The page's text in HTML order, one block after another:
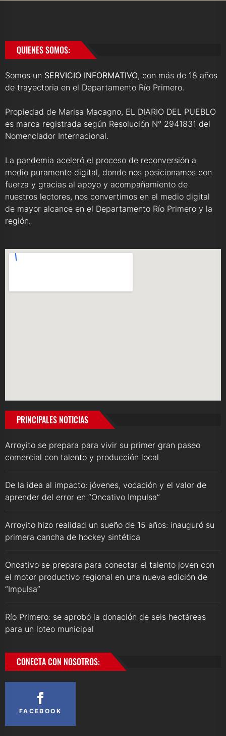
QUIENES SOMOS:
Somos un SERVICIO INFORMATIVO, con más de 18 años
de trayectoria en el Departamento Río Primero.
Propiedad de Marisa Macagno, EL DIARIO DEL PUEBLO
es marca registrada según Resolución N° 2941831 del
Nomenclador Internacional.
La pandemia aceleró el proceso de reconversión a
medio puramente digital, donde nos posicionamos con
fuerza y gracias al apoyo y acompañamiento de
nuestros lectores, nos convertimos en el medio digital
de mayor alcance en el Departamento Río Primero y la
región.
PRINCIPALES NOTICIAS
Arroyito se prepara para vivir su primer gran paseo
comercial con talento y producción local
De la idea al impacto: jóvenes, vocación y el valor de
aprender del error en “Oncativo Impulsa”
Arroyito hizo realidad un sueño de 15 años: inauguró su
primera cancha de hockey sintética
Oncativo se prepara para conectar el talento joven con
el motor productivo regional en una nueva edición de
“Impulsa”
Río Primero: se aprobó la donación de seis hectáreas
para un loteo municipal
CONECTA CON NOSOTROS:
FACEBOOK